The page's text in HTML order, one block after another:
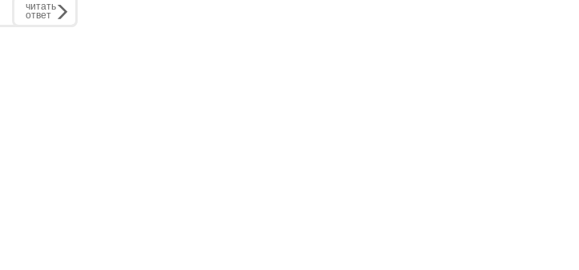
читать
ответ